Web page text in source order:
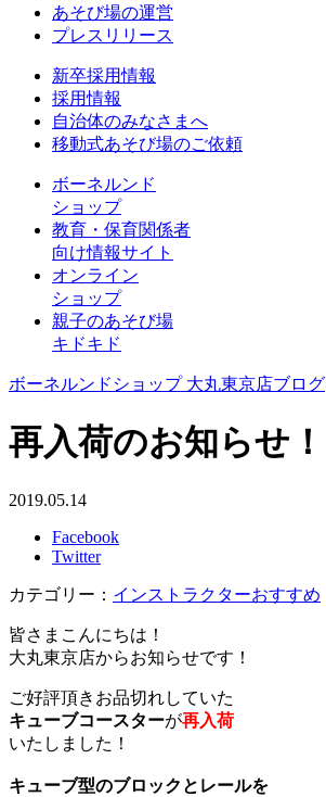
あそび場の運営
プレスリリース
新卒採用情報
採用情報
自治体のみなさまへ
移動式あそび場のご依頼
ボーネルンド
ショップ
教育・保育関係者
向け情報サイト
オンライン
ショップ
親子のあそび場
キドキド
ボーネルンドショップ 大丸東京店ブログ
再入荷のお知らせ！
2019.05.14
Facebook
Twitter
カテゴリー： インストラクターおすすめ
皆さまこんにちは！
大丸東京店からお知らせです！
ご好評頂きお品切れしていた
キューブコースターが再入荷
いたしました！
キューブ型のブロックとレールを